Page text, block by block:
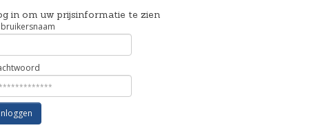
in om uw prijsinformatie te zien